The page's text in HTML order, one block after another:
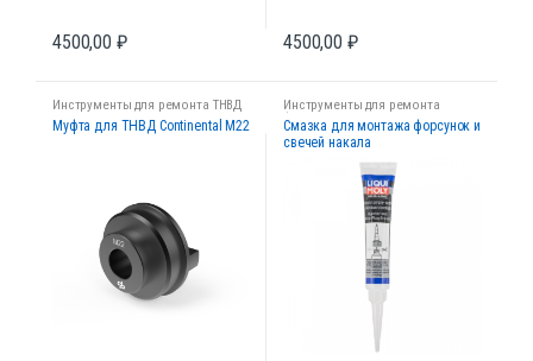
4500,00 ₽ 4500,00 ₽
Инструменты для ремонта ТНВД
Муфта для ТНВД Continental M22
Инструменты для ремонта
форсунок
Смазка для монтажа форсунок и
свечей накала